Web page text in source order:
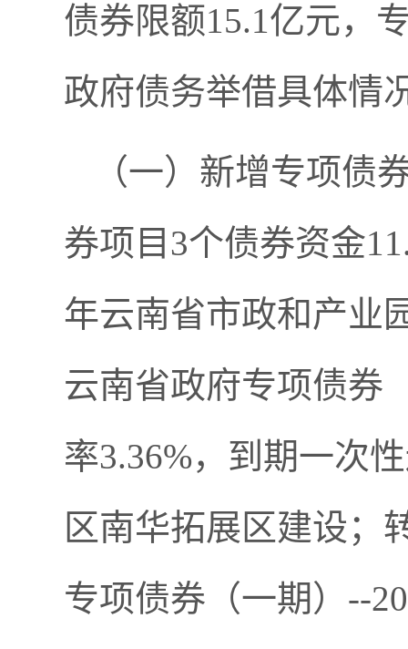
债券限额15.1亿元，
政府债务举借具体情
（一）新增专项债
券项目3个债券资金
年云南省市政和产业
云南省政府专项债券
率3.36%，到期一次
区南华拓展区建设；
专项债券（一期）--